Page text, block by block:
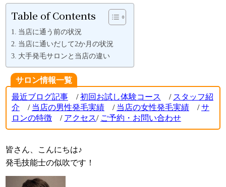
Table of Contents
当店に通う前の状況
当店に通いだして2か月の状況
大手発毛サロンと当店の違い
サロン情報一覧
最近ブログ記事 /初回お試し体験コース / スタッフ紹
介 / 当店の男性発毛実績 / 当店の女性発毛実績 /サ
ロンの特徴 / アクセス/ ご予約・お問い合わせ
皆さん、こんにちは♪
発毛技能士の似吹です！